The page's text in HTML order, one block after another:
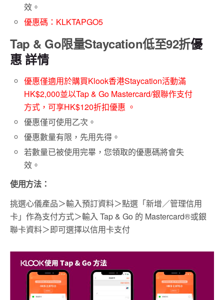
效。
優惠碼：KLKTAPGO5
Tap & Go限量Staycation低至92折優
惠 詳情
優惠僅適用於購買Klook香港Staycation活動滿
HK$2,000並以Tap & Go Mastercard/銀聯作支付
方式，可享HK$120折扣優惠 。
優惠僅可使用乙次。
優惠數量有限，先用先得。
若數量已被使用完畢，您領取的優惠碼將會失
效。
使用方法：
挑選心儀產品＞輸入預訂資料＞點選「新增／管理信用
卡」作為支付方式＞輸入 Tap & Go 的 Mastercard®或銀
聯卡資料＞即可選擇以信用卡支付